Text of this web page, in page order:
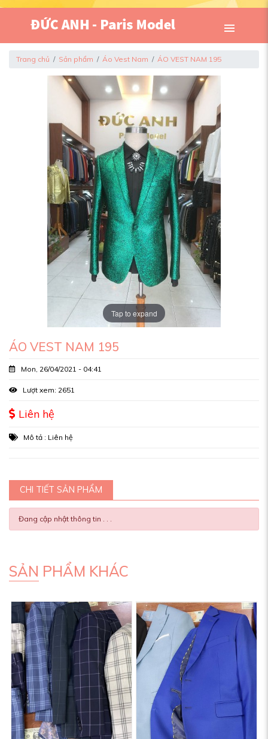
Trang chủ Sản phẩm Áo Vest Nam ÁO VEST NAM 195
Tap to expand
ÁO VEST NAM 195
Mon, 26/04/2021 - 04:41
Lượt xem: 2651
Liên hệ
Mô tả : Liên hệ
CHI TIẾT SẢN PHẨM
Đang cập nhật thông tin . . .
SẢN PHẨM KHÁC